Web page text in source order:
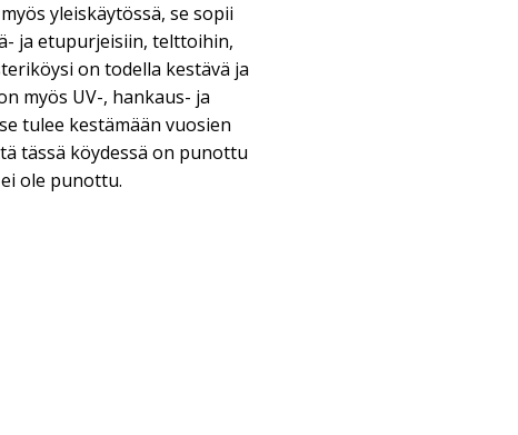
yleiskäytössä, se sopii
ja etupurjeisiin, telttoihin,
on todella kestävä ja
myös UV-, hankaus- ja
tulee kestämään vuosien
tässä köydessä on punottu
ole punottu.